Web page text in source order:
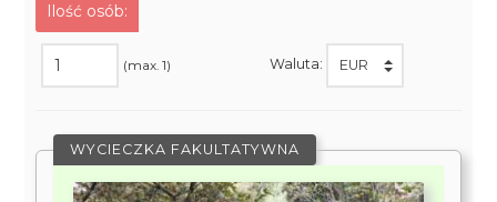
Ilość osób:
(max. 1) Waluta:
WYCIECZKA FAKULTATYWNA